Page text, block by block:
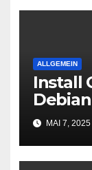
ALLGEMEIN
Install
MAI 7, 2025